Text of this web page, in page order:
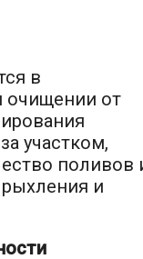
в
очищении от
участком,
поливов
и